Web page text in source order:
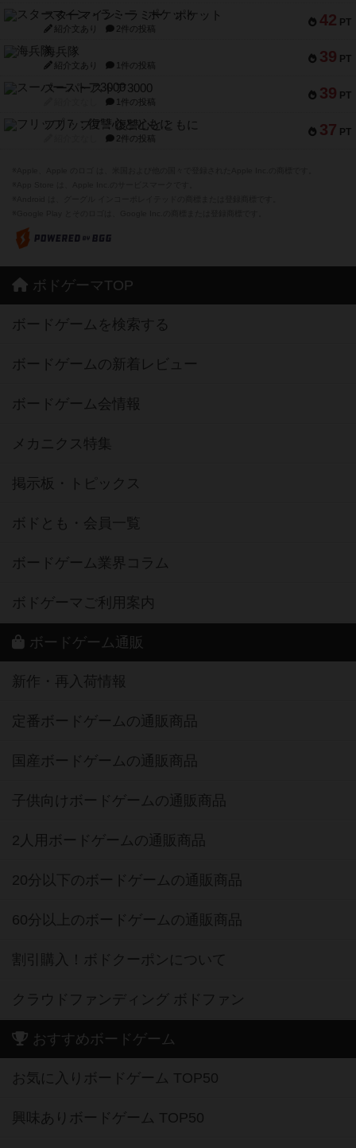
42 PT
スターマイン・ラミー ポケット
紹介文あり 2件の投稿
39 PT
海兵隊
紹介文あり 1件の投稿
39 PT
スーパーストア3000
1件の投稿
37 PT
フリップ７：復讐心とともに
2件の投稿
ボドゲーマTOP
ボードゲームを検索する
ボードゲームの新着レビュー
ボードゲーム会情報
メカニクス特集
掲示板・トピックス
ボドとも・会員一覧
ボードゲーム業界コラム
ボドゲーマご利用案内
ボードゲーム通販
新作・再入荷情報
定番ボードゲームの通販商品
国産ボードゲームの通販商品
子供向けボードゲームの通販商品
2人用ボードゲームの通販商品
20分以下のボードゲームの通販商品
60分以上のボードゲームの通販商品
割引購入！ボドクーポンについて
クラウドファンディング ボドファン
おすすめボードゲーム
お気に入りボードゲーム TOP50
興味ありボードゲーム TOP50